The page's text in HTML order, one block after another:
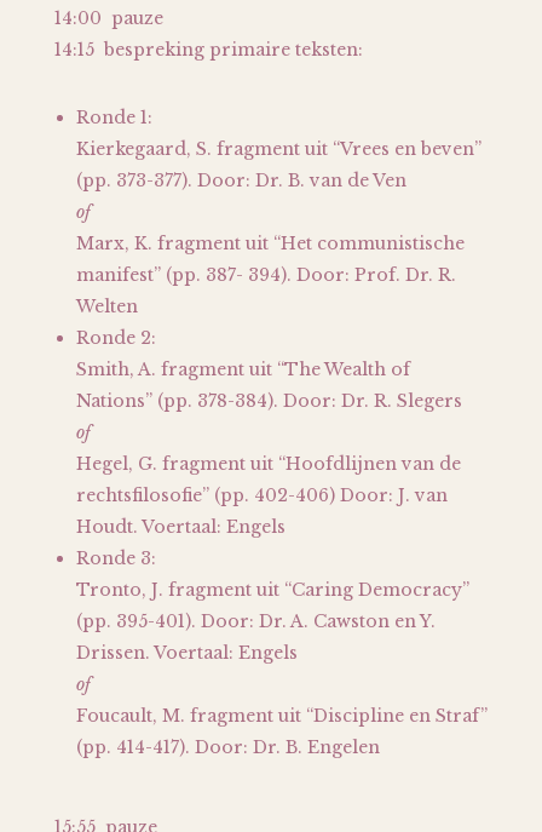
14:00 pauze
14:15 bespreking primaire teksten:
Ronde 1:
Kierkegaard, S. fragment uit “Vrees en beven”
(pp. 373-377). Door: Dr. B. van de Ven
of
Marx, K. fragment uit “Het communistische
manifest” (pp. 387- 394). Door: Prof. Dr. R.
Welten
Ronde 2:
Smith, A. fragment uit “The Wealth of
Nations” (pp. 378-384). Door: Dr. R. Slegers
of
Hegel, G. fragment uit “Hoofdlijnen van de
rechtsfilosofie” (pp. 402-406) Door: J. van
Houdt. Voertaal: Engels
Ronde 3:
Tronto, J. fragment uit “Caring Democracy”
(pp. 395-401). Door: Dr. A. Cawston en Y.
Drissen. Voertaal: Engels
of
Foucault, M. fragment uit “Discipline en Straf”
(pp. 414-417). Door: Dr. B. Engelen
15:55 pauze